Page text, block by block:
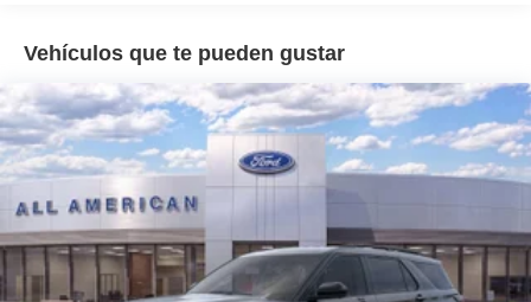
LED Brakelights
Lip Spoiler
Off-Road Lights
Perimeter/Approach Lights
Power Liftgate Rear Cargo Access
Speed Sensitive Variable Intermittent Wipers
Tailgate/Rear Door Lock Included w/Power Door Locks
Tire Mobility Kit
Vehículos que te pueden gustar